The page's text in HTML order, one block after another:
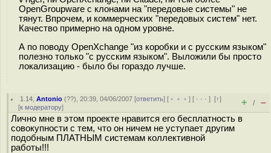
OpenGroupware с клонами на "передовые системы" не
тянут. Впрочем, и коммерческих "передовых систем" нет.
Качество примерно на одном уровне.
А по поводу OpenXchange "из коробки и с русским языком"
полезно только "с русским языком". Выложили бы просто
локализацию - было бы гораздо лучше.
1.14 ,Antonio (??), 20:39, 04/06/2007 [ответить] [ ﹢﹢﹢] [ · · ·][↑]
[к модератору] + / –
Лично мне в этом проекте нравится его бесплатность в
совокупности с тем, что он ничем не уступает другим
подобным ПЛАТНЫМ системам коллективной
работы!!!